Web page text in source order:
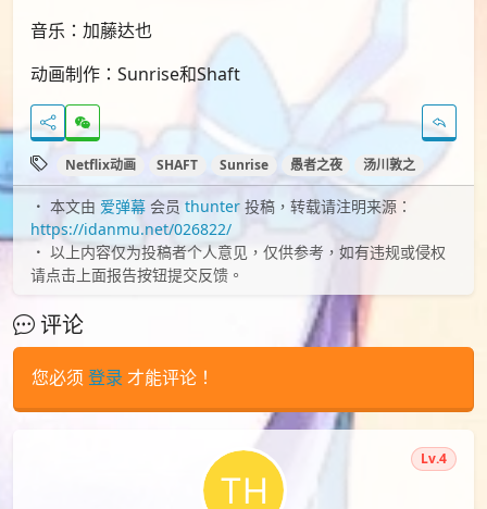
音乐：加藤达也
动画制作：Sunrise和Shaft
Netflix动画 SHAFT Sunrise 愚者之夜 汤川敦之
本文由 爱弹幕 会员 thunter 投稿，转载请注明来源：
https://idanmu.net/026822/
以上内容仅为投稿者个人意见，仅供参考，如有违规或侵权
请点击上面报告按钮提交反馈。
评论
您必须 登录 才能评论！
Lv.4